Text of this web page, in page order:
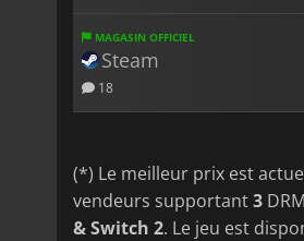
MAGASIN OFFICIEL
Steam
18
(*) Le meilleur prix est
vendeurs supportant3
& Switch 2. Le jeu est